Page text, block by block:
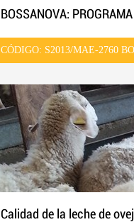
BOSSANOVA:
CÓDIGO: S2013/MAE-2760
Calidad de la leche de